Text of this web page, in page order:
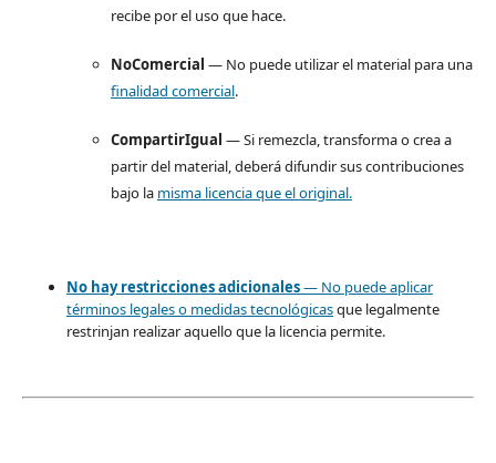
recibe por el uso que hace.
NoComercial — No puede utilizar el material para una
finalidad comercial.
CompartirIgual — Si remezcla, transforma o crea a
partir del material, deberá difundir sus contribuciones
bajo la misma licencia que el original.
No hay restricciones adicionales— No puede aplicar
términos legales o medidas tecnológicasque legalmente
restrinjan realizar aquello que la licencia permite.